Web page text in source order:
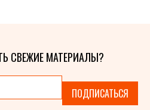
СВЕЖИЕ МАТЕРИАЛЫ?
ПОДПИСАТЬСЯ